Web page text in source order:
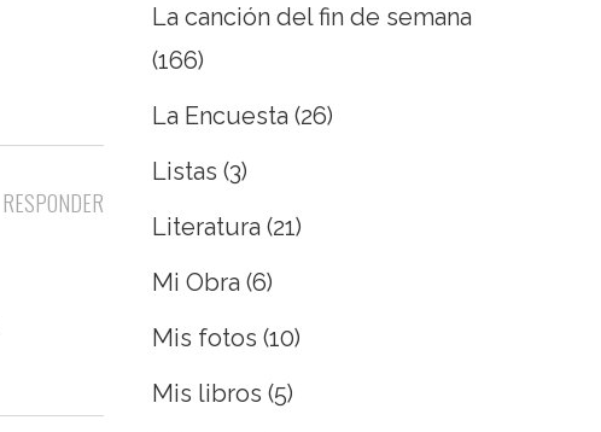
RESPONDER
La canción del fin de semana
(166)
La Encuesta (26)
Listas (3)
Literatura (21)
Mi Obra (6)
Mis fotos (10)
Mis libros (5)